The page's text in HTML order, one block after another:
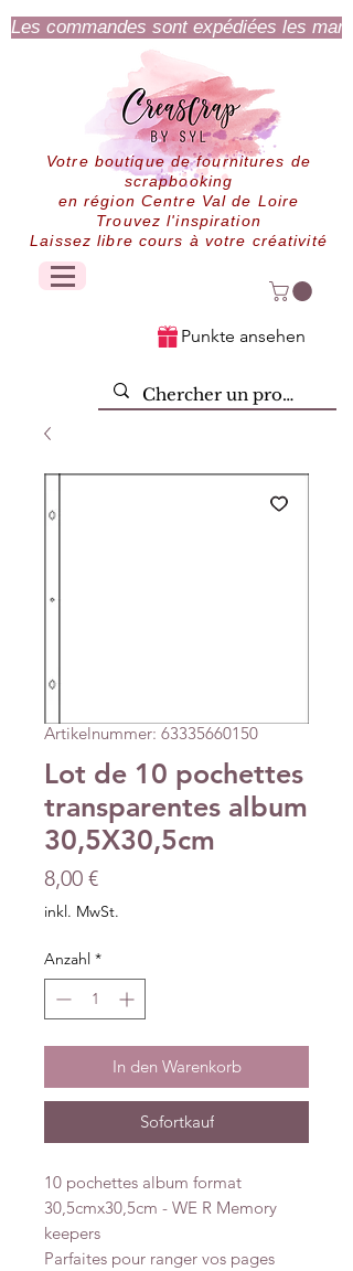
Les commandes sont expédiées les
Votre boutique de fournitures de
scrapbooking
en région Centre Val de Loire
Trouvez l'inspiration
Laissez libre cours à votre créativité
Punkte ansehen
Artikelnummer: 63335660150
Lot de 10 pochettes
transparentes album
30,5X30,5cm
8,00 €Preis
inkl. MwSt.
Anzahl *
In den Warenkorb
Sofortkauf
10 pochettes album format
30,5cmx30,5cm - WE R Memory
keepers
Parfaites pour ranger vos pages